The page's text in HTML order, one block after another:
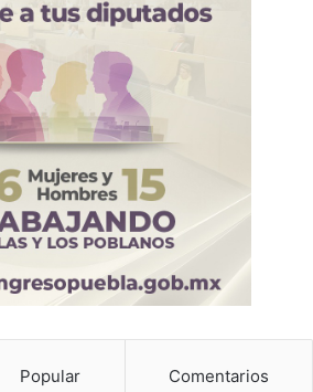
Popular Comentarios